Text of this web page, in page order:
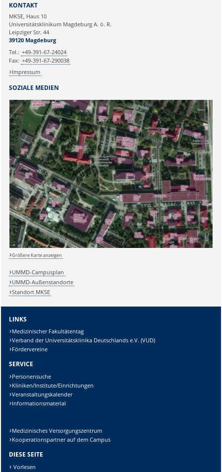
Ihre E-Mailadresse:
Ihr Anliegen:
Sicherheitsabfrage:
Lösung:
SOZIALE MEDIEN
KONTAKT
MKSE, Haus 10
Universitätsklinikum Magdeburg A. ö. R.
Leipziger Str. 44
39120 Magdeburg
Tel.: +49-391-67-24024
Fax: +49-391-67-290038
Impressum
Größere Karte anzeigen
UMMD-Campusplan
UMMD-Außenstandorte
Standort MKSE
LINKS
Medizinischer Fakultätentag
Verband der Universitätsklinika Deutschlands e.V. (VUD)
Fördervereine
SERVICE
Personensuche
Kliniken/Institute/Einrichtungen
Veranstaltungskalender
Informationsmaterial
Medizinisches Versorgungszentrum
Kooperationspartner auf dem Campus
DIESE SEITE
Vorlesen